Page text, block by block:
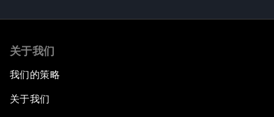
关于我们
我们的策略
关于我们